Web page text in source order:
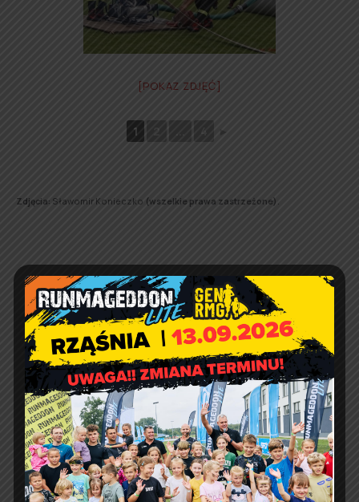
[POKAZ ZDJĘĆ]
1 2 ... 4 ►
Zdjęcia: Sławomir Konieczko (wszelkie prawa zastrzeżone) .
Zakończenie wakacji 2017 w
Kodraniu